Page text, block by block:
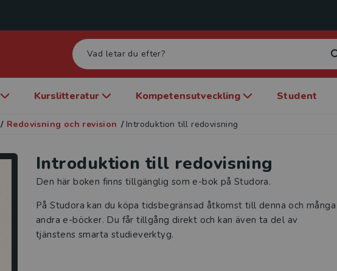
Kurslitteratur Kompetensutveckling Student
/ Redovisning och revision / Introduktion till redovisning
Introduktion till redovisning
Den här boken finns tillgänglig som e-bok på Studora.
På Studora kan du köpa tidsbegränsad åtkomst till denna och många
andra e-böcker. Du får tillgång direkt och kan även ta del av
tjänstens smarta studieverktyg.